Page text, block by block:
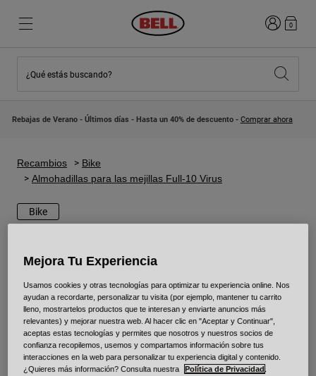
Novedades
Cascos Motocross Niño
Lifestyle
Abiertos / Jet
Motocross
Adventure
Novedades
Lifestyle
Explora Bike
Integrales
Carretera y Gravel
Urban
BMX
Iniciar0
¿Qué estás buscando?
Rebajas de Verano - Últimos días - Hasta un 40% de descuento - Comprar ahora
Recambios
Bike
Almohadillas para las mejillas Full-10 Virus
Bike
Mejora Tu Experiencia
Usamos cookies y otras tecnologías para optimizar tu experiencia online. Nos
ayudan a recordarte, personalizar tu visita (por ejemplo, mantener tu carrito
lleno, mostrartelos productos que te interesan y enviarte anuncios más
relevantes) y mejorar nuestra web. Al hacer clic en "Aceptar y Continuar",
aceptas estas tecnologías y permites que nosotros y nuestros socios de
confianza recopilemos, usemos y compartamos información sobre tus
interacciones en la web para personalizar tu experiencia digital y contenido.
¿Quieres más información? Consulta nuestra
Política de Privacidad